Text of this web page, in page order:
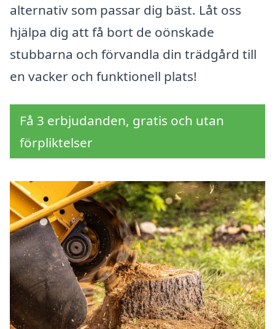
alternativ som passar dig bäst. Låt oss
hjälpa dig att få bort de oönskade
stubbarna och förvandla din trädgård till
en vacker och funktionell plats!
Få 3 erbjudanden, gratis och utan
förpliktelser